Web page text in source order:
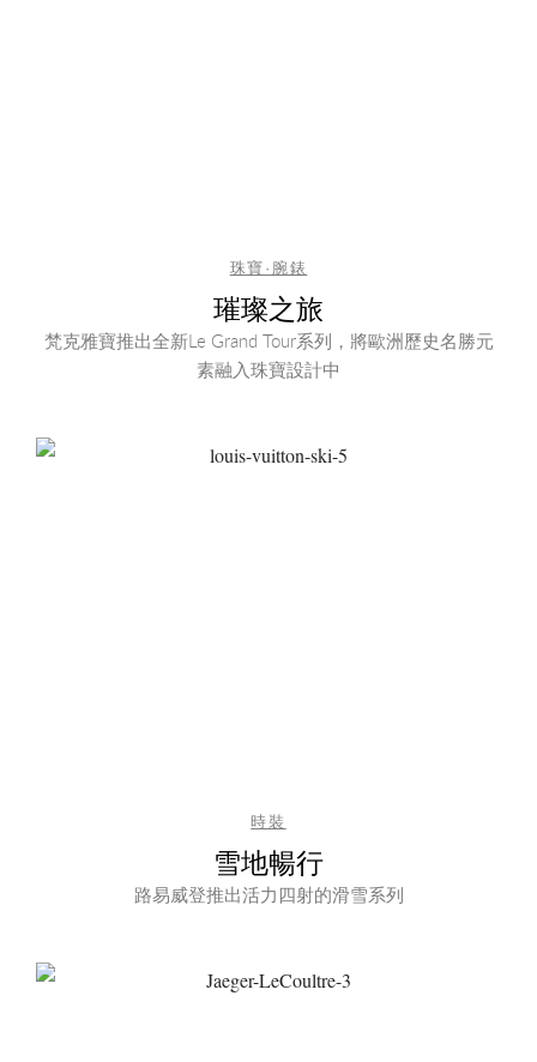
珠寶·腕錶
璀璨之旅
梵克雅寶推出全新Le Grand Tour系列，將歐洲歷史名勝元
素融入珠寶設計中
時裝
雪地暢行
路易威登推出活力四射的滑雪系列